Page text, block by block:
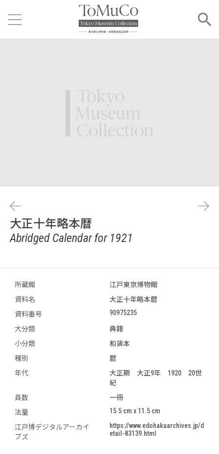
大正十年略本暦
Abridged Calendar for 1921
所蔵館
江戸東京博物館
資料名
大正十年略本暦
資料番号
90975235
大分類
典籍
小分類
和装本
種別
暦
年代
大正期 大正9年 1920 20世
紀
員数
一冊
法量
15.5 cm x 11.5 cm
江戸博デジタルアーカイ
ブズ
https://www.edohakuarchives.jp/d
etail-83139.html